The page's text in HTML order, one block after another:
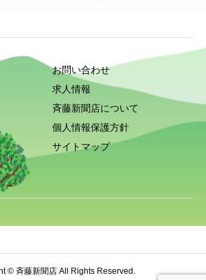
お問い合わせ
求人情報
斉藤新聞店について
個人情報保護方針
サイトマップ
© 斉藤新聞店 All Rights Reserved.